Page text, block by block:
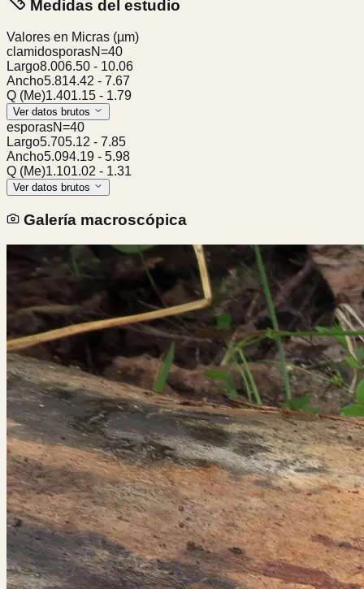
Medidas del estudio
Valores en Micras (µm)
clamidosporasN=40
Largo8.006.50 - 10.06
Ancho5.814.42 - 7.67
Q (Me)1.401.15 - 1.79
Ver datos brutos
esporasN=40
Largo5.705.12 - 7.85
Ancho5.094.19 - 5.98
Q (Me)1.101.02 - 1.31
Ver datos brutos
Galería macroscópica